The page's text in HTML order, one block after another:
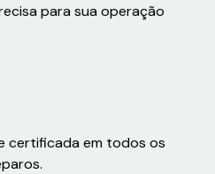
para sua operação
certificada em todos os